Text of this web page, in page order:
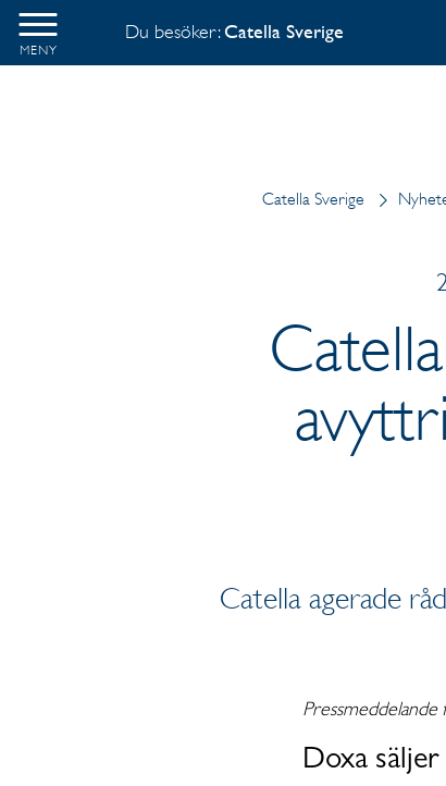
MENY
Du besöker:Catella Sverige
Catella Sverige
Catella agerade
Pressmeddelande
Doxa